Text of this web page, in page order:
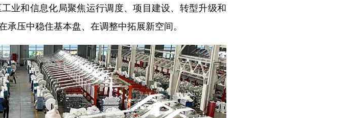
和信息化局聚焦运行调度、项目建设、转型升级和
压中稳住基本盘、在调整中拓展新空间。